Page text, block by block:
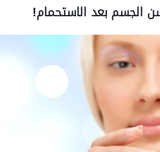
الجسم بعد الاستحمام!